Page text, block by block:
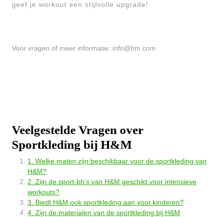
geef je workout een stijlvolle upgrade!
Voor vragen of meer informatie: info@hm.com
Veelgestelde Vragen over
Sportkleding bij H&M
1. Welke maten zijn beschikbaar voor de sportkleding van
H&M?
2. Zijn de sport-bh’s van H&M geschikt voor intensieve
workouts?
3. Biedt H&M ook sportkleding aan voor kinderen?
4. Zijn de materialen van de sportkleding bij H&M